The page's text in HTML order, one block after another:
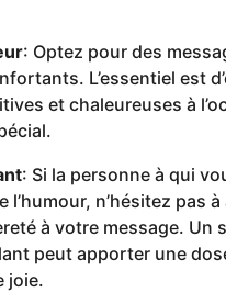
: Optez pour des
L’essentiel est
et chaleureuses à
: Si la personne à qui
n’hésitez pas
à votre message. Un
peut apporter une
joie.